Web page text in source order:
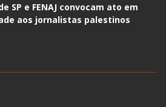
SP e FENAJ convocam ato em
aos jornalistas palestinos